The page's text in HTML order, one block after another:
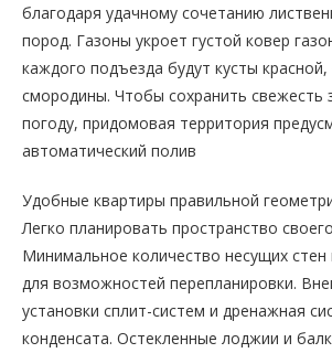
благодаря удачному сочетанию
пород. Газоны укроет густой ковер
каждого подъезда будут кусты
смородины. Чтобы сохранить свежесть
погоду, придомовая территория
автоматический полив
Удобные квартиры правильной
Легко планировать пространство
Минимальное количество несущих стен
для возможностей перепланировки.
установки сплит-систем и дренажная
конденсата. Остекленные лоджии и